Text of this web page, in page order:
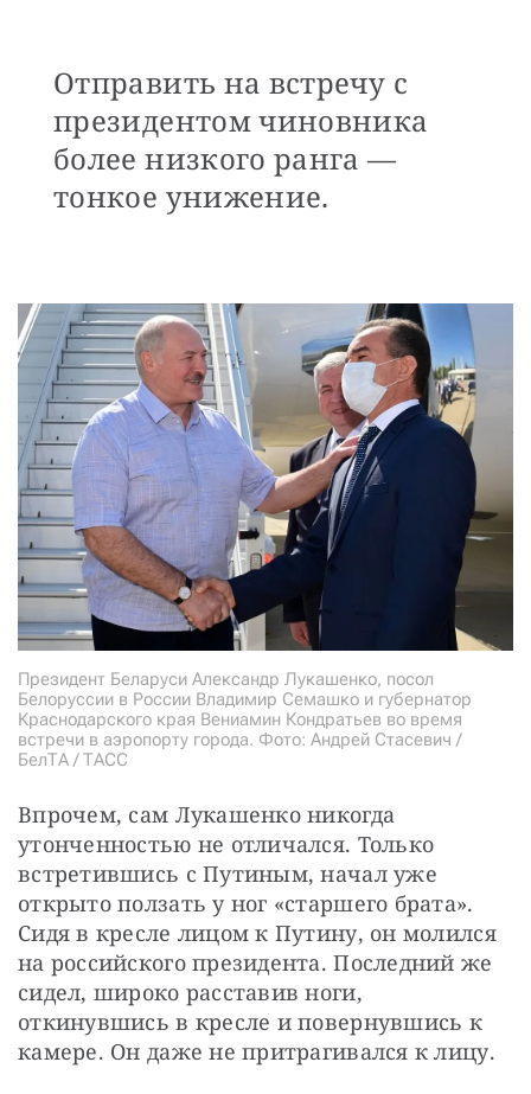
Отправить на встречу с
президентом чиновника
более низкого ранга —
тонкое унижение.
Президент Беларуси Александр Лукашенко, посол
Белоруссии в России Владимир Семашко и губернатор
Краснодарского края Вениамин Кондратьев во время
встречи в аэропорту города. Фото: Андрей Стасевич /
БелТА / ТАСС
Впрочем, сам Лукашенко никогда
утонченностью не отличался. Только
встретившись с Путиным, начал уже
открыто ползать у ног «старшего брата».
Сидя в кресле лицом к Путину, он молился
на российского президента. Последний же
сидел, широко расставив ноги,
откинувшись в кресле и повернувшись к
камере. Он даже не притрагивался к лицу.